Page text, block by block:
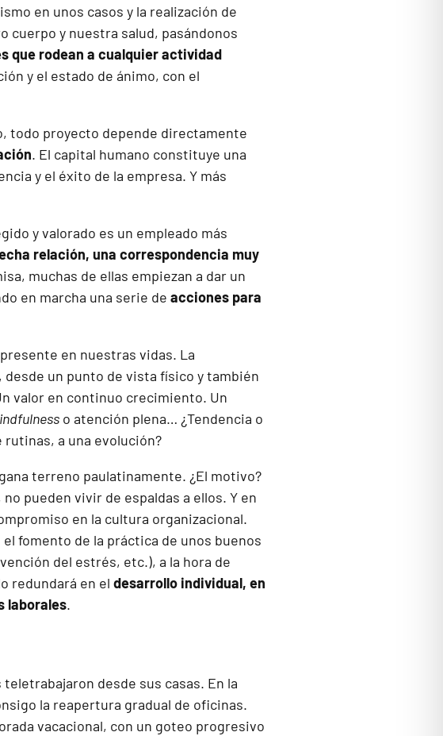
en unos casos y la realización de
y nuestra salud, pasándonos
que rodean a cualquier actividad
y el estado de ánimo, con el
todo proyecto depende directamente
. El capital humano constituye una
y el éxito de la empresa. Y más
y valorado es un empleado más
relación, una correspondencia muy
muchas de ellas empiezan a dar un
en marcha una serie de acciones para
en nuestras vidas. La
un punto de vista físico y también
valor en continuo crecimiento. Un
o atención plena… ¿Tendencia o
rutinas, a una evolución?
gana terreno paulatinamente. ¿El motivo?
no pueden vivir de espaldas a ellos. Y en
en la cultura organizacional.
fomento de la práctica de unos buenos
del estrés, etc.), a la hora de
redundará en el desarrollo individual, en
laborales.
desde sus casas. En la
la reapertura gradual de oficinas.
vacacional, con un goteo progresivo